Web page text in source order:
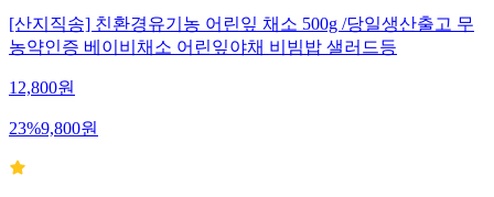
[산지직송] 친환경유기농 어린잎 채소 500g /당일생산출고 무
농약인증 베이비채소 어린잎야채 비빔밥 샐러드등
12,800원
23%9,800원